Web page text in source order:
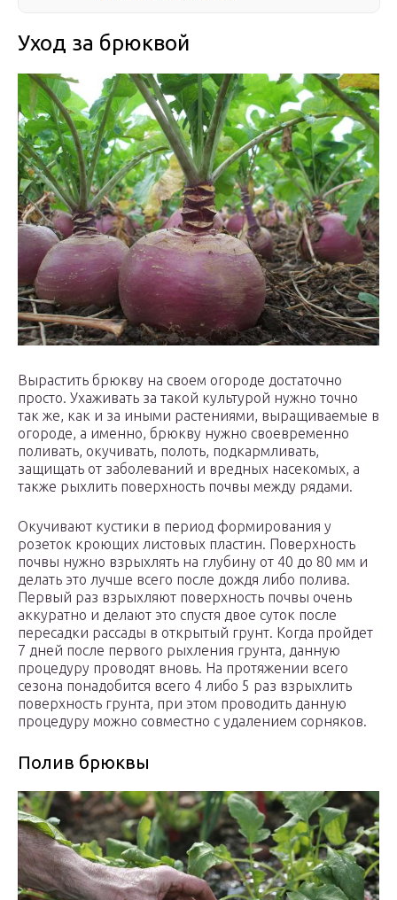
Уход за брюквой
Вырастить брюкву на своем огороде достаточно
просто. Ухаживать за такой культурой нужно точно
так же, как и за иными растениями, выращиваемые в
огороде, а именно, брюкву нужно своевременно
поливать, окучивать, полоть, подкармливать,
защищать от заболеваний и вредных насекомых, а
также рыхлить поверхность почвы между рядами.
Окучивают кустики в период формирования у
розеток кроющих листовых пластин. Поверхность
почвы нужно взрыхлять на глубину от 40 до 80 мм и
делать это лучше всего после дождя либо полива.
Первый раз взрыхляют поверхность почвы очень
аккуратно и делают это спустя двое суток после
пересадки рассады в открытый грунт. Когда пройдет
7 дней после первого рыхления грунта, данную
процедуру проводят вновь. На протяжении всего
сезона понадобится всего 4 либо 5 раз взрыхлить
поверхность грунта, при этом проводить данную
процедуру можно совместно с удалением сорняков.
Полив брюквы